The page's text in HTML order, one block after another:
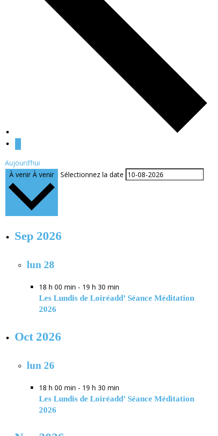
Aujourd’hui
À venirÀ venir Sélectionnez la date
Sep 2026
lun 28
18 h 00 min - 19 h 30 min
Les Lundis de Loiréadd’ Séance Méditation
2026
Oct 2026
lun 26
18 h 00 min - 19 h 30 min
Les Lundis de Loiréadd’ Séance Méditation
2026